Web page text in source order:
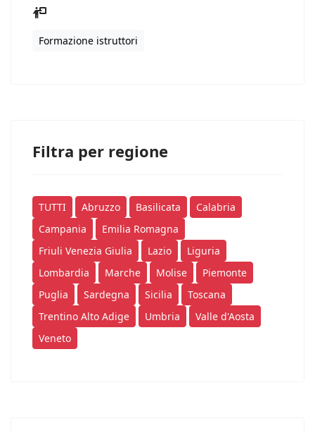
Formazione istruttori
Filtra per regione
TUTTI Abruzzo Basilicata
Calabria
Campania
Emilia Romagna
Friuli Venezia Giulia
Lazio
Liguria
Lombardia
Marche Molise
Piemonte
Puglia
Sardegna Sicilia
Toscana
Trentino Alto Adige
Umbria
Valle d'Aosta
Veneto